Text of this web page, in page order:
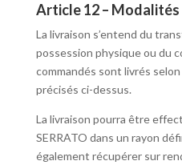
Article 12 –
La livraison s’entend du
possession physique ou du
commandés sont livrés
précisés ci-dessus.
La livraison pourra être
SERRATO dans un rayon
également récupérer sur